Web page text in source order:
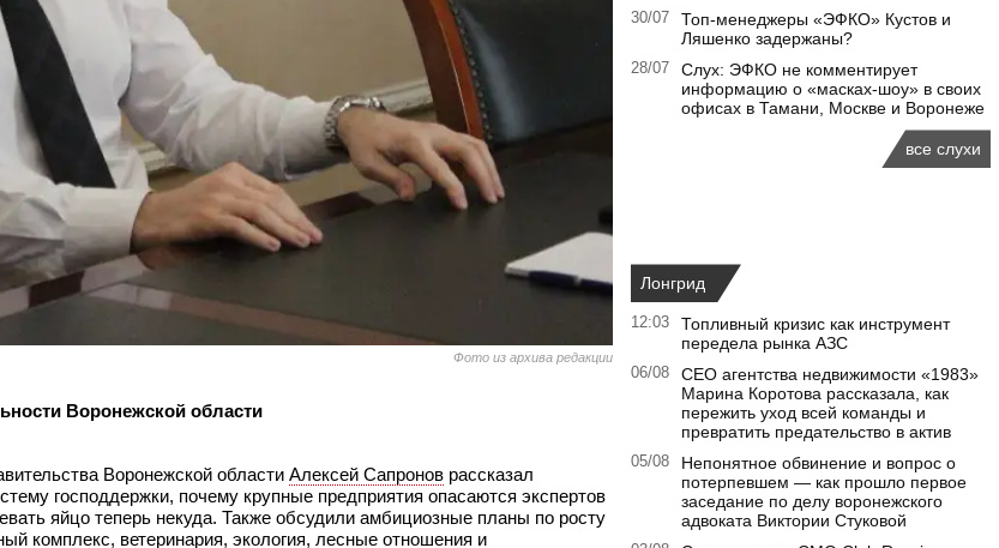
Фото из архива редакции
Воронежской области
Воронежской области Алексей Сапронов рассказал
господдержки, почему крупные предприятия опасаются экспертов
яйцо теперь некуда. Также обсудили амбициозные планы по росту
комплекс, ветеринария, экология, лесные отношения и
30/07
Топ-менеджеры «ЭФКО» Кустов и
Ляшенко задержаны?
28/07
Слух: ЭФКО не комментирует
информацию о «масках-шоу» в своих
офисах в Тамани, Москве и Воронеже
все слухи
Лонгрид
12:03
Топливный кризис как инструмент
передела рынка АЗС
06/08
CEO агентства недвижимости «1983»
Марина Коротова рассказала, как
пережить уход всей команды и
превратить предательство в актив
05/08
Непонятное обвинение и вопрос о
потерпевшем — как прошло первое
заседание по делу воронежского
адвоката Виктории Стуковой